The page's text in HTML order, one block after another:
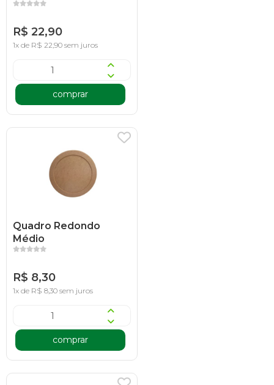
R$ 22,90
1x de R$ 22,90 sem juros
comprar
Quadro Redondo
Médio
R$ 8,30
1x de R$ 8,30 sem juros
comprar